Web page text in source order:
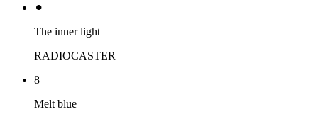
⚫︎
The inner light
RADIOCASTER
8
Melt blue